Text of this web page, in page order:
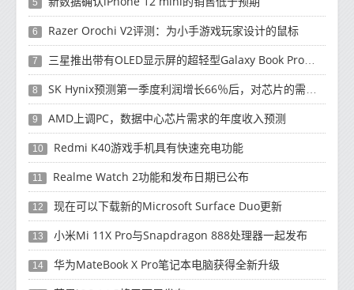
5
6 Razer Orochi V2评测：为小手游戏玩家设计的鼠标
7 三星推出带有OLED显示屏的超轻型Galaxy Book Pro和Galaxy Book Pro 360笔记本电脑
8 SK Hynix预测第一季度利润增长66％后，对芯片的需求将增强
9 AMD上调PC，数据中心芯片需求的年度收入预测
10 Redmi K40游戏手机具有快速充电功能
11 Realme Watch 2功能和发布日期已公布
12 现在可以下载新的Microsoft Surface Duo更新
13 小米Mi 11X Pro与Snapdragon 888处理器一起发布
14 华为MateBook X Pro笔记本电脑获得全新升级